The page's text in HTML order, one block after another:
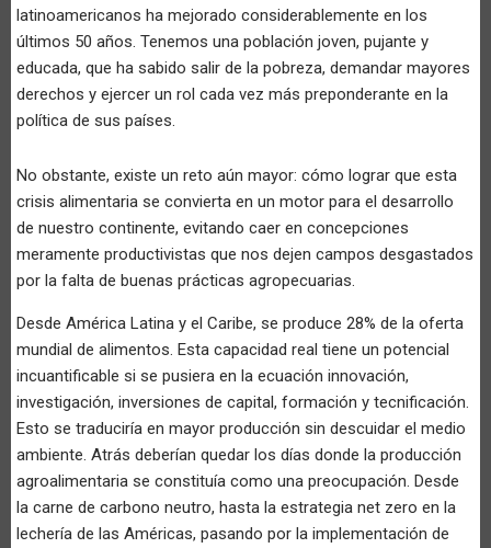
latinoamericanos ha mejorado considerablemente en los
últimos 50 años. Tenemos una población joven, pujante y
educada, que ha sabido salir de la pobreza, demandar mayores
derechos y ejercer un rol cada vez más preponderante en la
política de sus países.
No obstante, existe un reto aún mayor: cómo lograr que esta
crisis alimentaria se convierta en un motor para el desarrollo
de nuestro continente, evitando caer en concepciones
meramente productivistas que nos dejen campos desgastados
por la falta de buenas prácticas agropecuarias.
Desde América Latina y el Caribe, se produce 28% de la oferta
mundial de alimentos. Esta capacidad real tiene un potencial
incuantificable si se pusiera en la ecuación innovación,
investigación, inversiones de capital, formación y tecnificación.
Esto se traduciría en mayor producción sin descuidar el medio
ambiente. Atrás deberían quedar los días donde la producción
agroalimentaria se constituía como una preocupación. Desde
la carne de carbono neutro, hasta la estrategia net zero en la
lechería de las Américas, pasando por la implementación de